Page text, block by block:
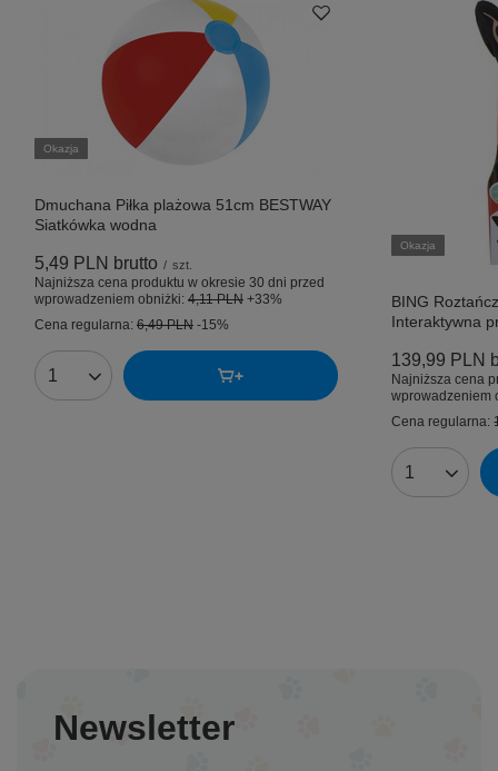
Okazja
Dmuchana Piłka plażowa 51cm BESTWAY
Siatkówka wodna
5,49 PLN brutto / szt.
Najniższa cena produktu w okresie 30 dni przed
wprowadzeniem obniżki: 4,11 PLN +33%
Cena regularna: 6,49 PLN -15%
Ilość produktów
Okazja
BING
Interaktywna
139,99 PLN
Najniższa cena
wprowadzeniem
Cena regularna:
Ilość
Newsletter